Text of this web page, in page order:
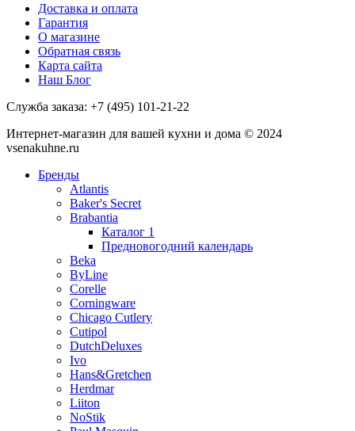
Доставка и оплата
Гарантия
О магазине
Обратная связь
Карта сайта
Наш Блог
Служба заказа: +7 (495) 101-21-22
Интернет-магазин для вашей кухни и дома © 2024
vsenakuhne.ru
Бренды
Atlantis
Baker's Secret
Brabantia
Каталог 1
Предновогодний календарь
Beka
ByLine
Corelle
Corningware
Chicago Cutlery
Cutipol
DutchDeluxes
Ivo
Hans&Gretchen
Herdmar
Liiton
NoStik